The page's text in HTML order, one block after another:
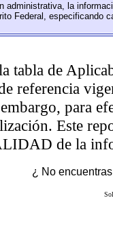
administrativa, la
Federal, especificando
tabla de
referencia
para
Este
de la
¿ No